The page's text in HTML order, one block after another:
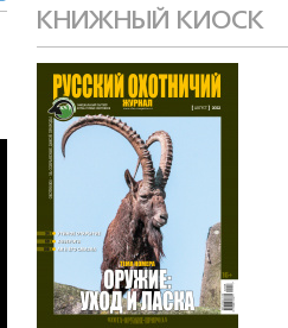
КНИЖНЫЙ КИОСК